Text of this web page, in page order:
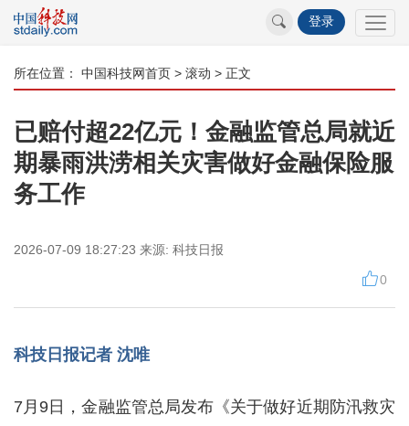
登录
所在位置： 中国科技网首页 > 滚动 > 正文
已赔付超22亿元！金融监管总局就近
期暴雨洪涝相关灾害做好金融保险服
务工作
2026-07-09 18:27:23 来源: 科技日报
0
科技日报记者 沈唯
7月9日，金融监管总局发布《关于做好近期防汛救灾